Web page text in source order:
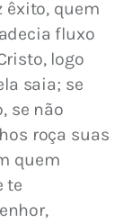
êxito, quem
fluxo
logo
saia; se
se não
roça suas
quem
te